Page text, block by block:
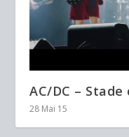
AC/DC – Stade
28 Mai 15